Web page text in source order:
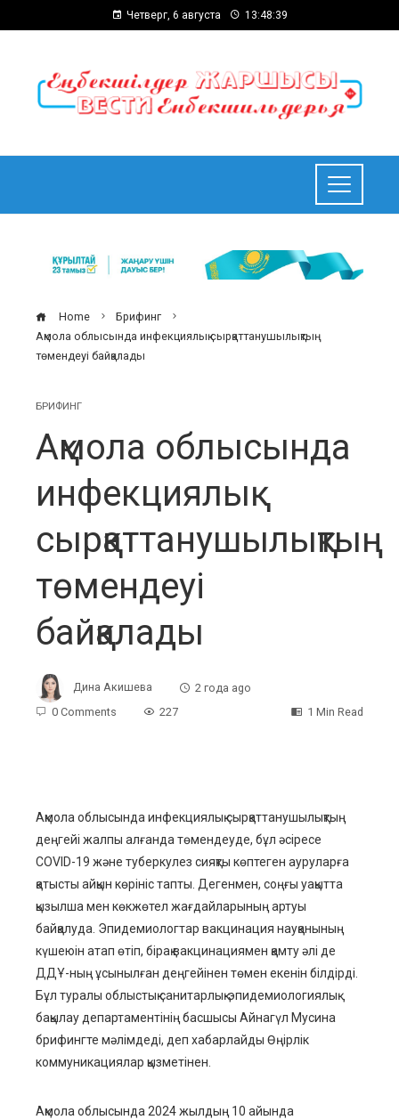
Четверг, 6 августа 13:48:40
Home
Брифинг
Ақмола облысында инфекциялық сырқаттанушылықтың
төмендеуі байқалады
БРИФИНГ
Ақмола облысында
инфекциялық
сырқаттанушылықтың
төмендеуі
байқалады
Дина Акишева
2 года ago
0 Comments
227 1 Min Read
Ақмола облысында инфекциялық сырқаттанушылықтың
деңгейі жалпы алғанда төмендеуде, бұл әсіресе
COVID-19 және туберкулез сияқты көптеген ауруларға
қатысты айқын көрініс тапты. Дегенмен, соңғы уақытта
қызылша мен көкжөтел жағдайларының артуы
байқалуда. Эпидемиологтар вакцинация науқанының
күшеюін атап өтіп, бірақ вакцинациямен қамту әлі де
ДДҰ-ның ұсынылған деңгейінен төмен екенін білдірді.
Бұл туралы облыстық санитарлық-эпидемиологиялық
бақылау департаментінің басшысы Айнагүл Мусина
брифингте мәлімдеді, деп хабарлайды Өңірлік
коммуникациялар қызметінен.
Ақмола облысында 2024 жылдың 10 айында